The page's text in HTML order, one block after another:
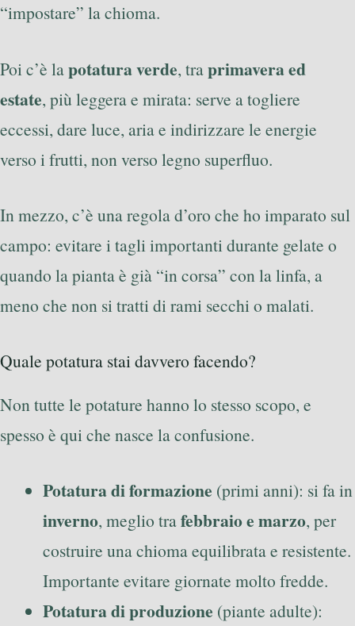
“impostare” la chioma.
Poi c’è lapotatura verde, traprimavera ed
estate, più leggera e mirata: serve a togliere
eccessi, dare luce, aria e indirizzare le energie
verso i frutti, non verso legno superfluo.
In mezzo, c’è una regola d’oro che ho imparato sul
campo: evitare i tagli importanti durante gelate o
quando la pianta è già “in corsa” con la linfa, a
meno che non si tratti di rami secchi o malati.
Quale potatura stai davvero facendo?
Non tutte le potature hanno lo stesso scopo, e
spesso è qui che nasce la confusione.
Potatura di formazione (primi anni): si fa in
inverno, meglio trafebbraio e marzo, per
costruire una chioma equilibrata e resistente.
Importante evitare giornate molto fredde.
Potatura di produzione (piante adulte):